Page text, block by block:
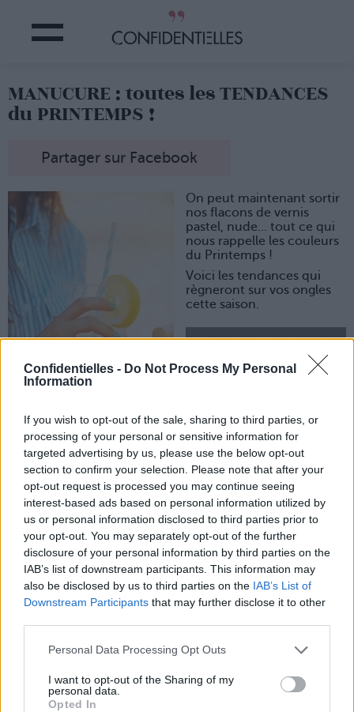
Confidentielles - Do Not Process My Personal
Information
If you wish to opt-out of the sale, sharing to third parties, or
processing of your personal or sensitive information for
targeted advertising by us, please use the below opt-out
section to confirm your selection. Please note that after your
opt-out request is processed you may continue seeing
interest-based ads based on personal information utilized by
us or personal information disclosed to third parties prior to
your opt-out. You may separately opt-out of the further
disclosure of your personal information by third parties on the
IAB’s list of downstream participants. This information may
also be disclosed by us to third parties on the IAB’s List of
Downstream Participants that may further disclose it to other
Personal Data Processing Opt Outs
I want to opt-out of the Sharing of my
personal data.
Opted In
MANUCURE : toutes les TENDANCES
du PRINTEMPS !
Partager sur Facebook
On peut maintenant sortir
nos flacons de vernis
pastel, nude... tout ce qui
nous rappelle les couleurs
du Printemps !
Voici les tendances qui
règneront sur vos ongles
cette saison.
Lancer
le
diaporama
elle s'impose comme LA
tendance cette année, sur